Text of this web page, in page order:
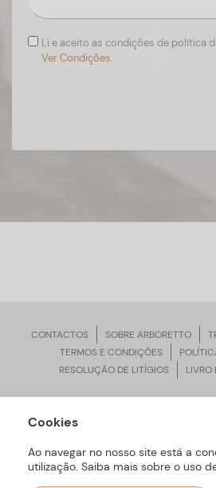
Li e aceito as condições de política
Ver Condições.
CONTACTOS SOBRE ARBORETTO
TERMOS E CONDIÇÕES
RESOLUÇÃO DE LITÍGIOS
LIVRO
ARBORETTO © Todos os Direitos
Cookies
Ao navegar no nosso site está a
utilização. Saiba mais sobre o uso